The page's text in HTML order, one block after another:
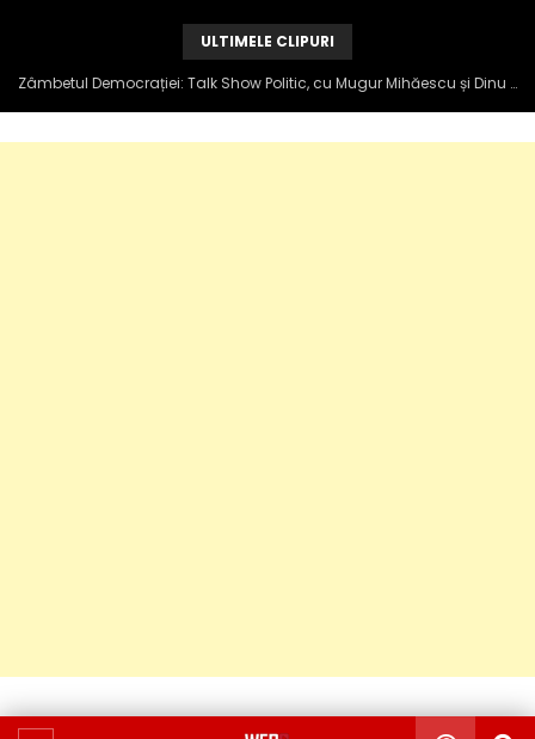
ULTIMELE CLIPURI
Zâmbetul Democrației: Talk Show Politic, cu Mugur Mihăescu și Dinu Popescu